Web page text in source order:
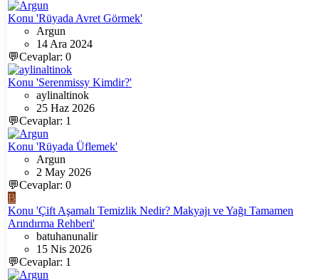
Konu 'Rüyada Avret Görmek'
Argun
14 Ara 2024
💬Cevaplar: 0
Konu 'Serenmissy Kimdir?'
aylinaltinok
25 Haz 2026
💬Cevaplar: 1
Konu 'Rüyada Üflemek'
Argun
2 May 2026
💬Cevaplar: 0
B
Konu 'Çift Aşamalı Temizlik Nedir? Makyajı ve Yağı Tamamen
Arındırma Rehberi'
batuhanunalir
15 Nis 2026
💬Cevaplar: 1